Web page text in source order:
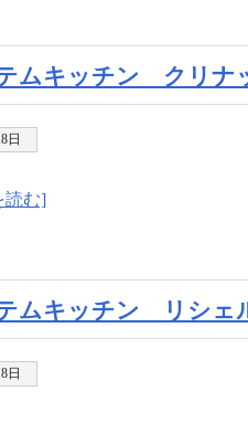
ムキッチン クリ
日
読む]
ムキッチン リシェ
日